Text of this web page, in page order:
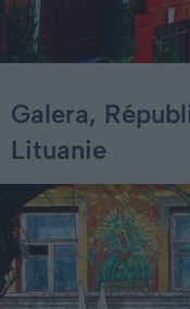
Galera,
Lituanie